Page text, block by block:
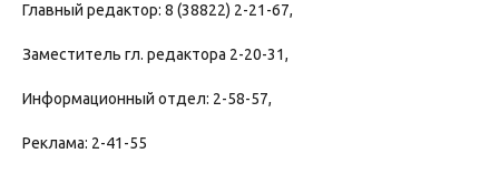
Главный редактор: 8 (38822) 2-21-67,
Заместитель гл. редактора 2-20-31,
Информационный отдел: 2-58-57,
Реклама: 2-41-55